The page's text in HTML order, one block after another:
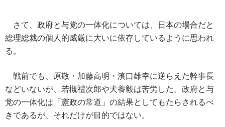
さて、政府と与党の一体化については、日本の場合だと
総理総裁の個人的威厳に大いに依存しているように思われ
る。
戦前でも、原敬・加藤高明・濱口雄幸に逆らえた幹事長
などいないが、若槻禮次郎や犬養毅は苦労した。政府と与
党の一体化は「憲政の常道」の結果としてもたらされるべ
きであるが、それだけが目的ではない。